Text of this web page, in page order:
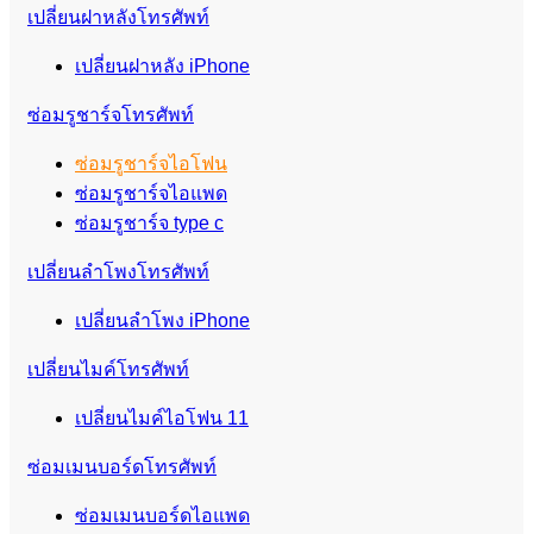
เปลี่ยนฝาหลังโทรศัพท์
เปลี่ยนฝาหลัง iPhone
ซ่อมรูชาร์จโทรศัพท์
ซ่อมรูชาร์จไอโฟน
ซ่อมรูชาร์จไอแพด
ซ่อมรูชาร์จ type c
เปลี่ยนลำโพงโทรศัพท์
เปลี่ยนลำโพง iPhone
เปลี่ยนไมค์โทรศัพท์
เปลี่ยนไมค์ไอโฟน 11
ซ่อมเมนบอร์ดโทรศัพท์
ซ่อมเมนบอร์ดไอแพด